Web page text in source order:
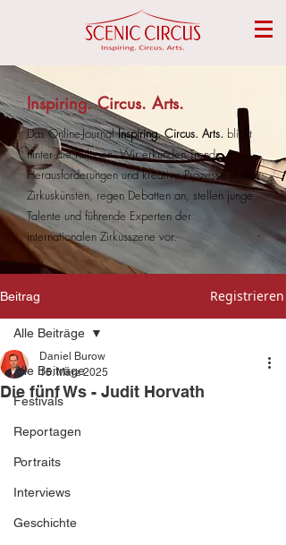
Inspiring. Circus. Arts.
Das Online-JournalInspiring. Circus. Arts. blickt
hinter die Kulissen. Wir erkunden Trends,
Herausforderungen und kreative Prozesse in den
Zirkuskünsten, regen Debatten an, stellen junge
Talente und führende Experten der
internationalen Zirkusszene vor.
Beitrag Registrieren
Alle Beiträge
Festivals
Reportagen
Portraits
Interviews
Geschichte
Alle Beiträge
Die fünf Ws - Judit Horvath
Daniel Burow
15. März 2025